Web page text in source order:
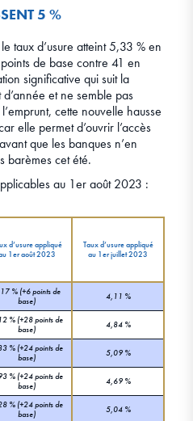
5 %
taux d’usure atteint 5,33 % en
de base contre 41 en
significative qui suit la
et ne semble pas
cette nouvelle hausse
elle permet d’ouvrir l’accès
que les banques n’en
barèmes cet été.
au 1er août 2023 :
d’usure appliqué
1er août 2023
Taux d’usure appliqué
au 1er juillet 2023
% (+6 points de
base)
4,11 %
% (+28 points de
base)
4,84 %
% (+24 points de
base)
5,09 %
% (+24 points de
base)
4,69 %
% (+24 points de
base)
5,04 %